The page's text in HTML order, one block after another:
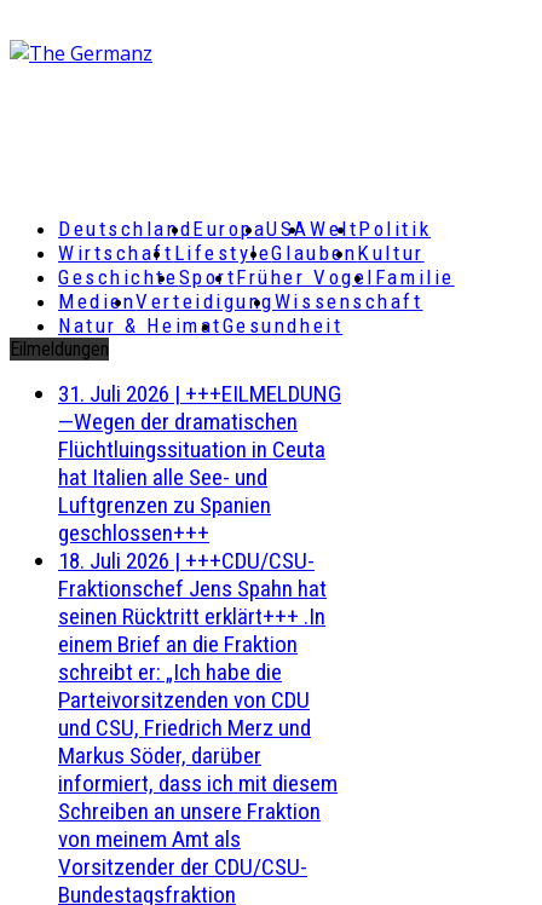
DeutschlandEuropaUSAWeltPolitik
Wirtschaft LifestyleGlaubenKultur
GeschichteSportFrüher Vogel Familie
MedienVerteidigungWissenschaft
Natur & HeimatGesundheit
Eilmeldungen
31. Juli 2026 | +++EILMELDUNG
—Wegen der dramatischen
Flüchtluingssituation in Ceuta
hat Italien alle See- und
Luftgrenzen zu Spanien
geschlossen+++
18. Juli 2026 | +++CDU/CSU-
Fraktionschef Jens Spahn hat
seinen Rücktritt erklärt+++ .In
einem Brief an die Fraktion
schreibt er: „Ich habe die
Parteivorsitzenden von CDU
und CSU, Friedrich Merz und
Markus Söder, darüber
informiert, dass ich mit diesem
Schreiben an unsere Fraktion
von meinem Amt als
Vorsitzender der CDU/CSU-
Bundestagsfraktion